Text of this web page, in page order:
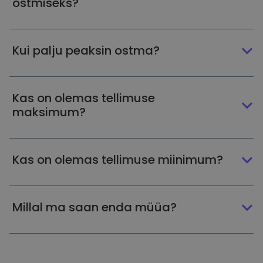
Kui palju peaksin ostma?
Kas on olemas tellimuse
maksimum?
Kas on olemas tellimuse miinimum?
Millal ma saan enda müüa?